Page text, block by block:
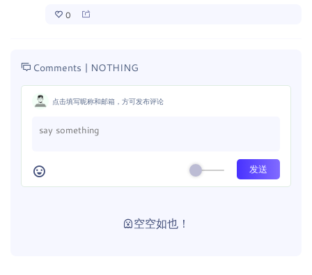
0
Comments | NOTHING
点击填写昵称和邮箱，方可发布评论
空空如也！